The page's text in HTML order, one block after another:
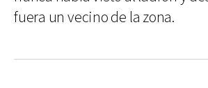
fuera un vecino de la zona.